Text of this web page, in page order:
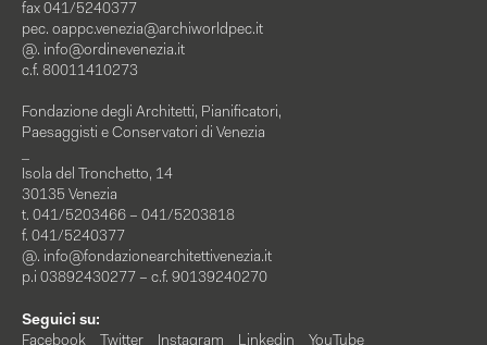
fax 041/5240377
pec. oappc.venezia@archiworldpec.it
@. info@ordinevenezia.it
c.f. 80011410273
Fondazione degli Architetti, Pianificatori,
Paesaggisti e Conservatori di Venezia
Isola del Tronchetto, 14
30135 Venezia
t. 041/5203466 – 041/5203818
f. 041/5240377
@. info@fondazionearchitettivenezia.it
p.i 03892430277 – c.f. 90139240270
Seguici su:
Facebook
Twitter Instagram Linkedin YouTube